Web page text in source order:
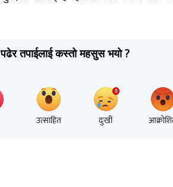
तपाईलाई कस्तो महसुस भयो ?
उत्साहित दुःखी